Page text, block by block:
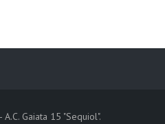
- A.C. Gaiata 15 "Sequiol".